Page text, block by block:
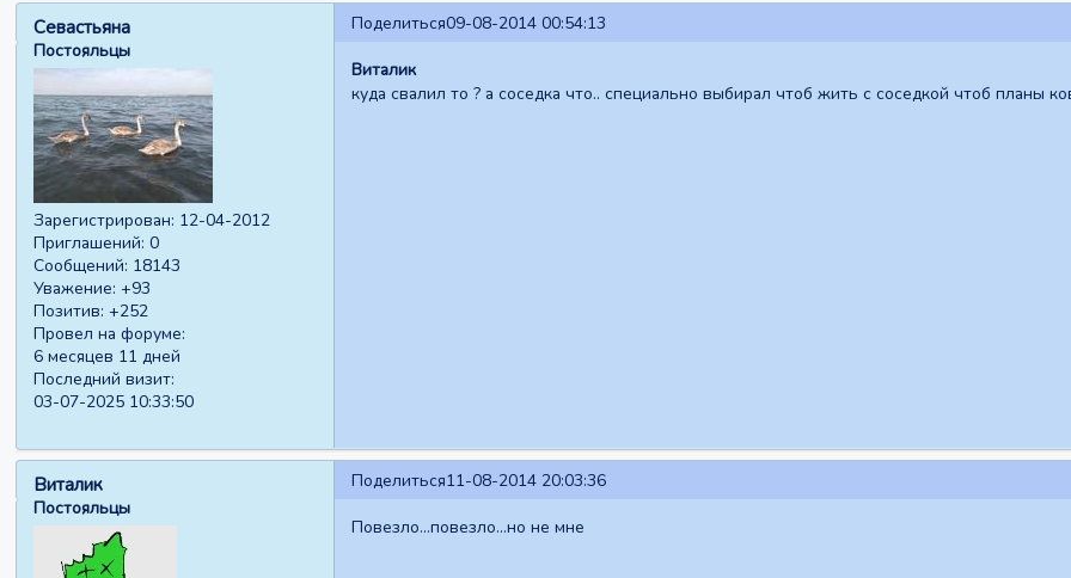
Поделиться09-08-2014 00:54:13
Севастьяна
Постояльцы
Зарегистрирован: 12-04-2012
Приглашений: 0
Сообщений: 18143
Уважение: +93
Позитив: +252
Провел на форуме:
6 месяцев 11 дней
Последний визит:
03-07-2025 10:33:50
Виталик
куда свалил то ? а соседка что.. специально выбирал чтоб жить с соседкой чтоб планы
Поделиться11-08-2014 20:03:36
Виталик
Постояльцы
Повезло...повезло...но не мне